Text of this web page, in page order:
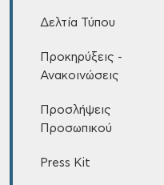
Δελτία Τύπου
Προκηρύξεις -
Ανακοινώσεις
Προσλήψεις
Προσωπικού
Press Kit